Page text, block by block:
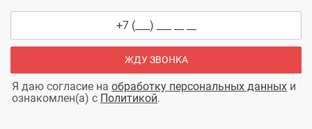
ЖДУ ЗВОНКА
Я даю согласие на обработку персональных данных и
ознакомлен(а) с Политикой.